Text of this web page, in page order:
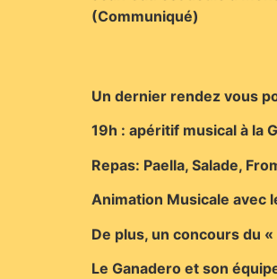
(Communiqué)
Un dernier rendez vous
19h : apéritif musical à la
Repas: Paella, Salade,
Animation Musicale avec
De plus, un concours du
Le Ganadero et son